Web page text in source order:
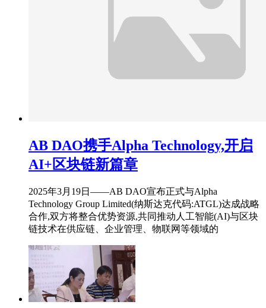
AB DAO携手Alpha Technology,开启
AI+区块链新篇章
2025年3月19日——AB DAO宣布正式与Alpha
Technology Group Limited(纳斯达克代码:ATGL)达成战略
合作,双方将整合优势资源,共同推动人工智能(AI)与区块
链技术在供应链、企业管理、物联网等领域的